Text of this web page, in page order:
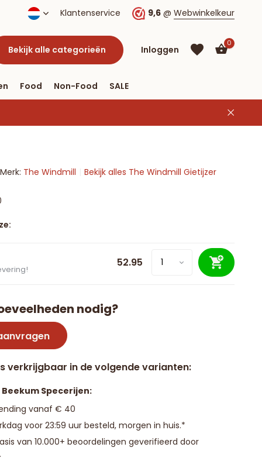
Klantenservice 9,6 @ Webwinkelkeur
Bekijk alle categorieën Inloggen
Account
0
Food Non-Food SALE
Merk: The Windmill Bekijk alles The Windmill Gietijzer
52.95
nodig?
verkrijgbaar in de volgende varianten:
Beekum Specerijen:
vanaf € 40
voor 23:59 uur besteld, morgen in huis.*
van 10.000+ beoordelingen geverifieerd door